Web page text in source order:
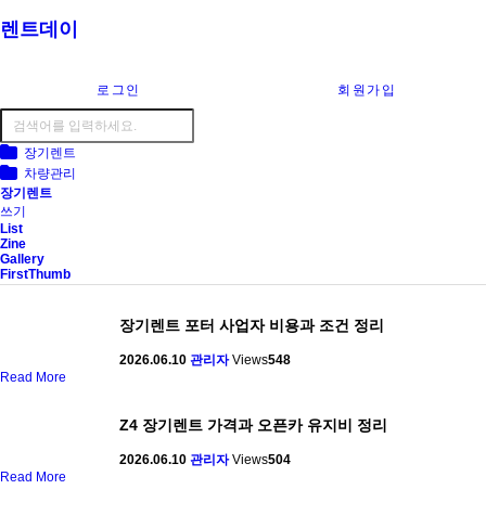
렌트데이
로그인 회원가입
장기렌트
차량관리
장기렌트
쓰기
List
Zine
Gallery
FirstThumb
장기렌트 포터 사업자 비용과 조건 정리
2026.06.10 관리자 Views548
Read More
Z4 장기렌트 가격과 오픈카 유지비 정리
2026.06.10 관리자 Views504
Read More